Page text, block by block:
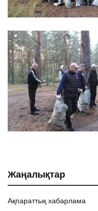
Жаңалықтар
Ақпараттық хабарлама